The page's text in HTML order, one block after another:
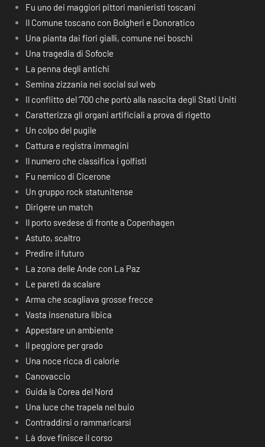
Fu uno dei maggiori pittori manieristi toscani
Il Comune toscano con Bolgheri e Donoratico
Una pianta dai fiori gialli, comune nei boschi
Una tragedia di Sofocle
La penna degli antichi
Semina zizzania nei social sul web
Il conflitto del ‘700 che portò alla nascita degli Stati Uniti
Caratterizza gli organi artificiali a prova di rigetto
Un colpo del pugile
Cattura e registra immagini
Il numero che classifica i golfisti
Fu nemico di Cicerone
Un gruppo rock statunitense
Dirigere un match
Il porto svedese di fronte a Copenhagen
Astuto, scaltro
Predire il futuro
La zona delle Ande con La Paz
Le pareti da scalare
Arma che scagliava grosse frecce
Vasta insenatura libica
Appestare un ambiente
Il peggiore per grado
Una noce ricca di calorie
Canovaccio
Guida la Corea del Nord
Una luce che trapela nel buio
Contraddirsi o rammaricarsi
Là dove finisce il corso